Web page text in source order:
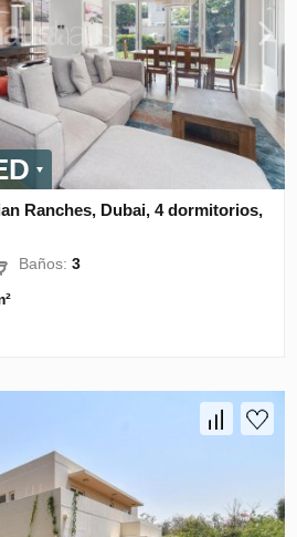
Ranches, Dubai, 4 dormitorios,
Baños:3